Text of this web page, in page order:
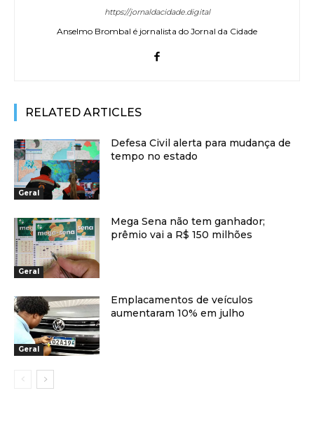
https://jornaldacidade.digital
Anselmo Brombal é jornalista do Jornal da Cidade
RELATED ARTICLES
Geral
Defesa Civil alerta para mudança de
tempo no estado
Geral
Mega Sena não tem ganhador;
prêmio vai a R$ 150 milhões
Geral
Emplacamentos de veículos
aumentaram 10% em julho